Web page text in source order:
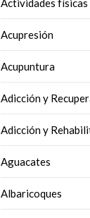
Actividades físicas
Acupresión
Acupuntura
Adicción y
Adicción y
Aguacates
Albaricoques